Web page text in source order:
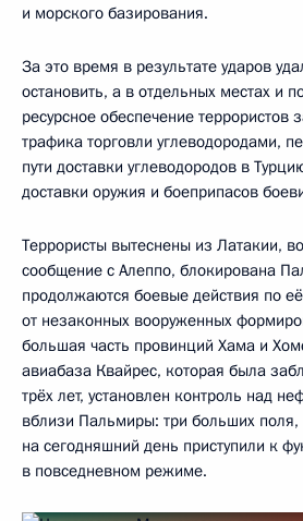
и морского базирования.
За это время в результате ударов
остановить, а в отдельных местах и
ресурсное обеспечение террористов
трафика торговли углеводородами,
пути доставки углеводородов в
доставки оружия и боеприпасов
Террористы вытеснены из Латакии,
сообщение с Алеппо, блокирована
продолжаются боевые действия по
от незаконных вооруженных
большая часть провинций Хама и
авиабаза Квайрес, которая была
трёх лет, установлен контроль над
вблизи Пальмиры: три больших поля,
на сегодняшний день приступили к
в повседневном режиме.